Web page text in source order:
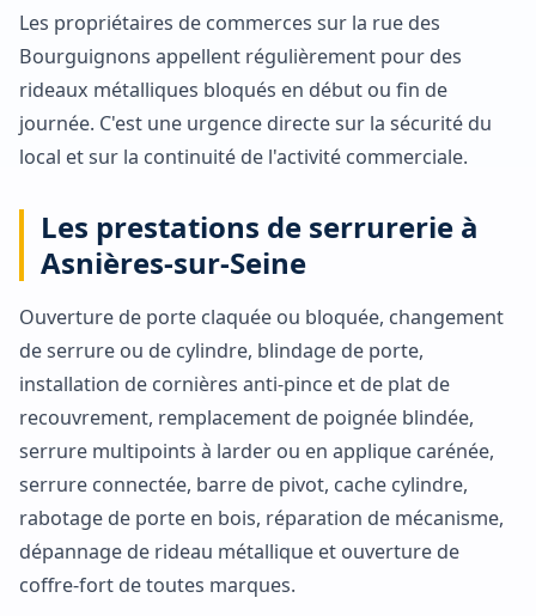
Les propriétaires de commerces sur la rue des
Bourguignons appellent régulièrement pour des
rideaux métalliques bloqués en début ou fin de
journée. C'est une urgence directe sur la sécurité du
local et sur la continuité de l'activité commerciale.
Les prestations de serrurerie à
Asnières-sur-Seine
Ouverture de porte claquée ou bloquée, changement
de serrure ou de cylindre, blindage de porte,
installation de cornières anti-pince et de plat de
recouvrement, remplacement de poignée blindée,
serrure multipoints à larder ou en applique carénée,
serrure connectée, barre de pivot, cache cylindre,
rabotage de porte en bois, réparation de mécanisme,
dépannage de rideau métallique et ouverture de
coffre-fort de toutes marques.